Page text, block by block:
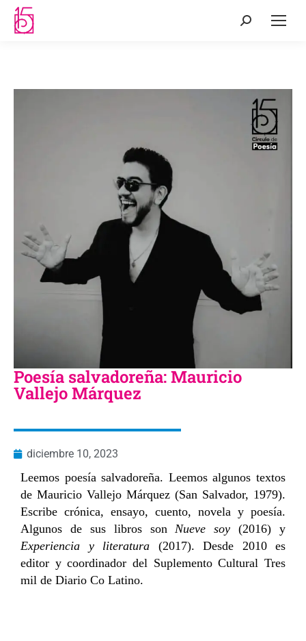
Poesía salvadoreña: Mauricio
Vallejo Márquez
diciembre 10, 2023
Leemos poesía salvadoreña. Leemos algunos textos
de Mauricio Vallejo Márquez (San Salvador, 1979).
Escribe crónica, ensayo, cuento, novela y poesía.
Algunos de sus libros sonNueve soy (2016) y
Experiencia y literatura (2017). Desde 2010 es
editor y coordinador del Suplemento Cultural Tres
mil de Diario Co Latino.